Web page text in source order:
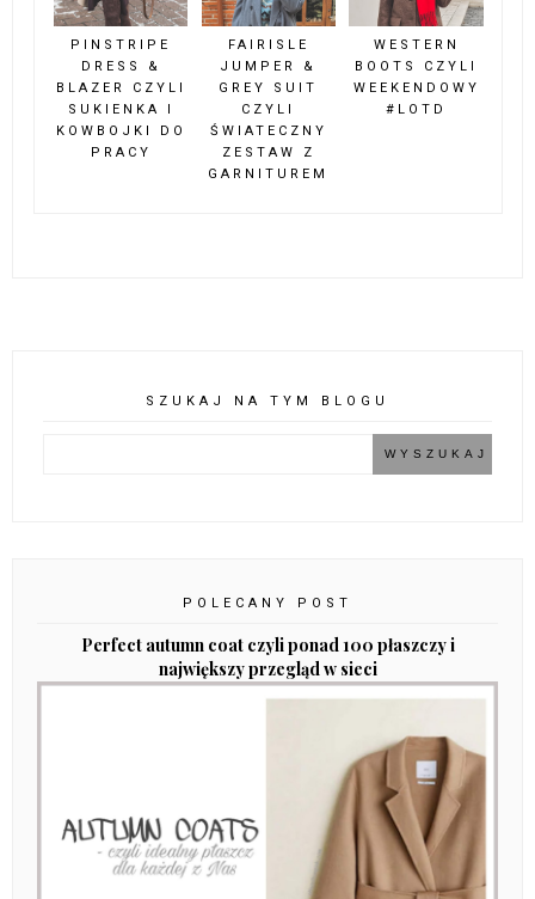
PINSTRIPE
DRESS &
BLAZER CZYLI
SUKIENKA I
KOWBOJKI DO
PRACY
FAIRISLE
JUMPER &
GREY SUIT
CZYLI
ŚWIATECZNY
ZESTAW Z
GARNITUREM
WESTERN
BOOTS CZYLI
WEEKENDOWY
#LOTD
SZUKAJ NA TYM BLOGU
POLECANY POST
Perfect autumn coat czyli ponad 100 płaszczy i
największy przegląd w sieci